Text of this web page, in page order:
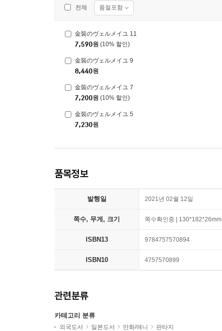
전체 품절포함
金裝のヴェルメイユ 11
7,590원 (10% 할인)
金裝のヴェルメイユ 9
8,440원
金裝のヴェルメイユ 7
7,200원 (10% 할인)
金裝のヴェルメイユ 5
7,230원
품목정보
발행일 2021년 02월 12일
쪽수, 무게, 크기 쪽수확인중 | 130*182*26mm
ISBN13 9784757570894
ISBN10 4757570899
관련분류
카테고리 분류
외국도서 일본도서 만화/애니
판타지